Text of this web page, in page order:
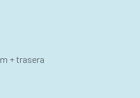
+ trasera